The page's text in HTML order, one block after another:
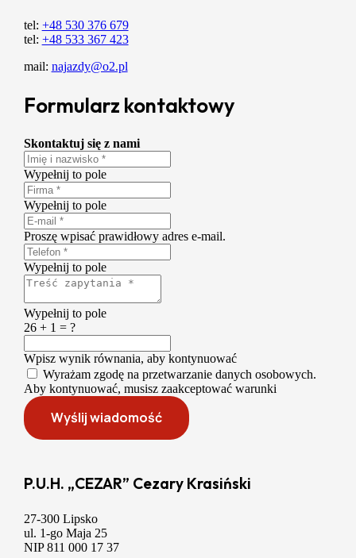
tel: +48 530 376 679
tel: +48 533 367 423
mail: najazdy@o2.pl
Formularz kontaktowy
Skontaktuj się z nami
Wypełnij to pole
Wypełnij to pole
Proszę wpisać prawidłowy adres e-mail.
Wypełnij to pole
Wypełnij to pole
26 + 1 = ?
Wpisz wynik równania, aby kontynuować
Wyrażam zgodę na przetwarzanie danych osobowych.
Aby kontynuować, musisz zaakceptować warunki
Wyślij wiadomość
P.U.H. „CEZAR” Cezary Krasiński
27-300 Lipsko
ul. 1-go Maja 25
NIP 811 000 17 37